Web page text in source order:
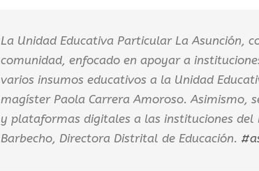
La Unidad Educativa Particular La Asunción,
comunidad, enfocado en apoyar a
varios insumos educativos a la Unidad
magíster Paola Carrera Amoroso. Asimismo,
y plataformas digitales a las instituciones
Barbecho, Directora Distrital de Educación.